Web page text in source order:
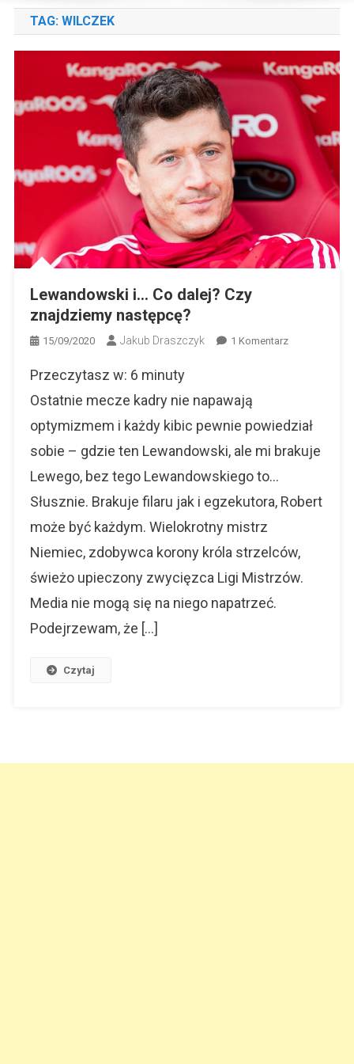
TAG: WILCZEK
Lewandowski i… Co dalej? Czy
znajdziemy następcę?
15/09/2020 Jakub Draszczyk 1 KomentarzDo
Czy
Znajdziemy
Przeczytasz w: 6 minuty
Ostatnie mecze kadry nie napawają
optymizmem i każdy kibic pewnie powiedział
sobie – gdzie ten Lewandowski, ale mi brakuje
Lewego, bez tego Lewandowskiego to…
Słusznie. Brakuje filaru jak i egzekutora, Robert
może być każdym. Wielokrotny mistrz
Niemiec, zdobywca korony króla strzelców,
świeżo upieczony zwycięzca Ligi Mistrzów.
Media nie mogą się na niego napatrzeć.
Podejrzewam, że […]
Czytaj